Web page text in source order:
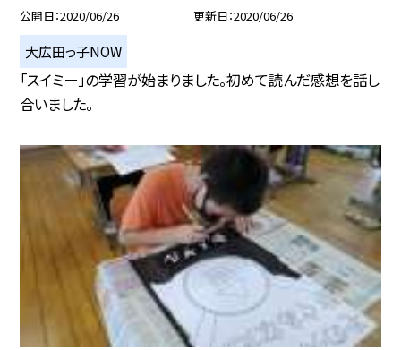
公開日 2020/06/26 更新日 2020/06/26
大広田っ子NOW
「スイミー」の学習が始まりました。初めて読んだ感想を話し
合いました。